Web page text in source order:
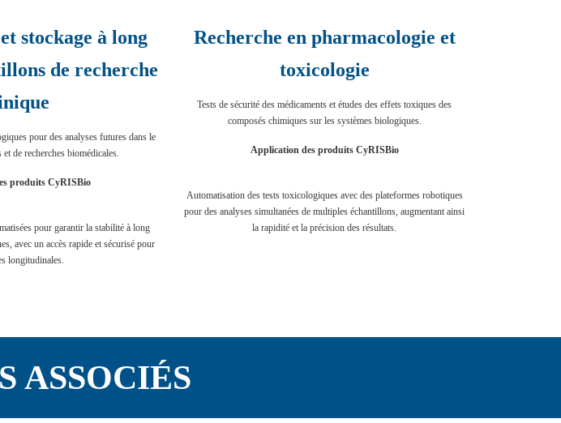
stockage à long
de recherche
pour des analyses futures dans le
de recherches biomédicales.
produits CyRISBio
pour garantir la stabilité à long
avec un accès rapide et sécurisé pour
longitudinales.
Recherche en pharmacologie et
toxicologie
Tests de sécurité des médicaments et études des effets toxiques des
composés chimiques sur les systèmes biologiques.
Application des produits CyRISBio
Automatisation des tests toxicologiques avec des plateformes robotiques
pour des analyses simultanées de multiples échantillons, augmentant ainsi
la rapidité et la précision des résultats.
ASSOCIÉS